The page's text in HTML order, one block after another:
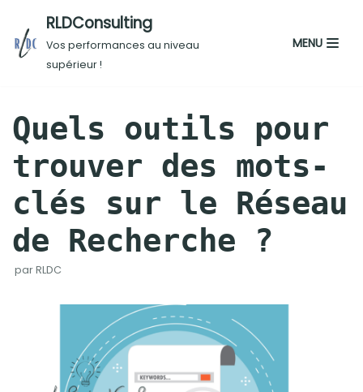
Aller
au
RLDConsulting
Vos performances au niveau
supérieur !
MENU
Quels outils pour
trouver des mots-
clés sur le Réseau
de Recherche ?
parRLDC